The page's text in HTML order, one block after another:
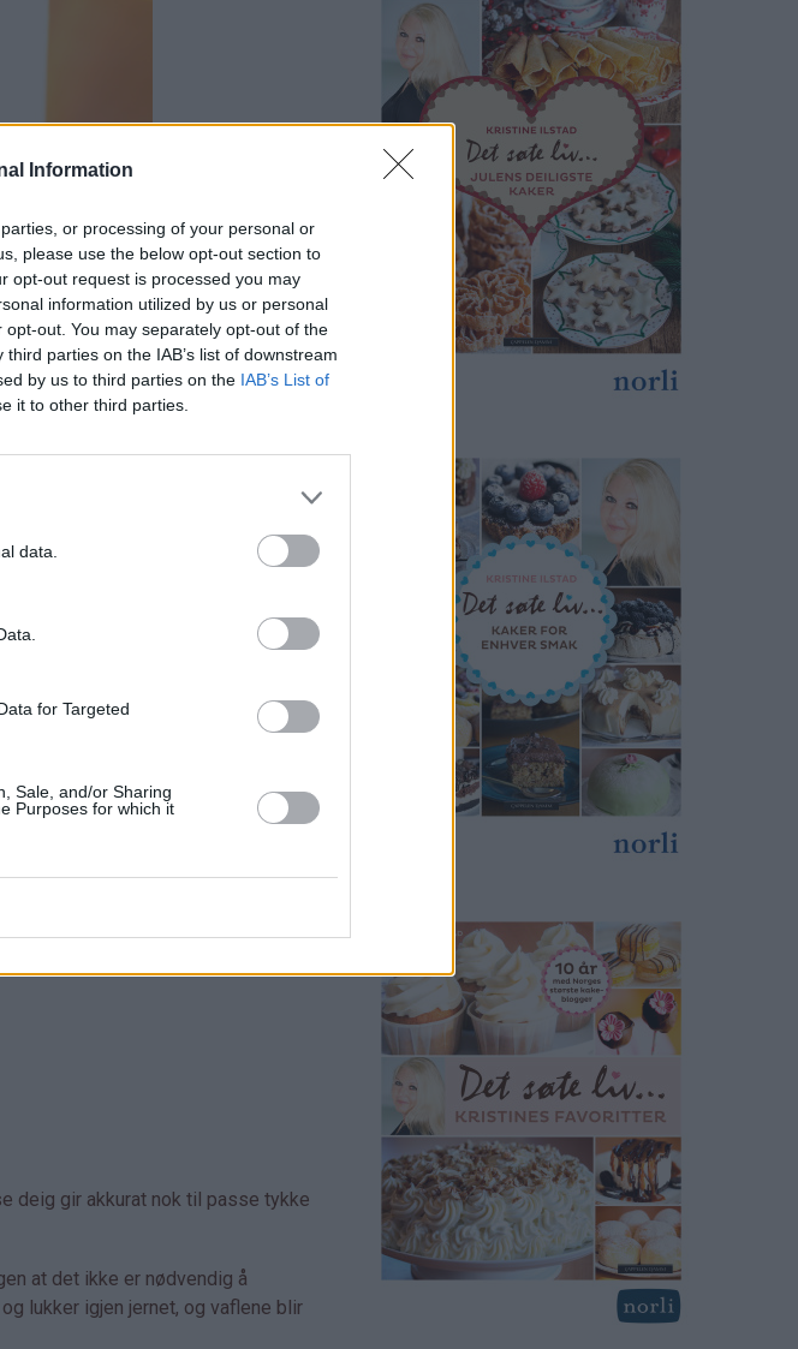
Information
or processing of your personal or
please use the below opt-out section to
opt-out request is processed you may
information utilized by us or personal
out. You may separately opt-out of the
parties on the IAB’s list of downstream
by us to third parties on the IAB’s List of
it to other third parties.
data.
for Targeted
Sale, and/or Sharing
Purposes for which it
deig gir akkurat nok til passe tykke
at det ikke er nødvendig å
lukker igjen jernet, og vaflene blir